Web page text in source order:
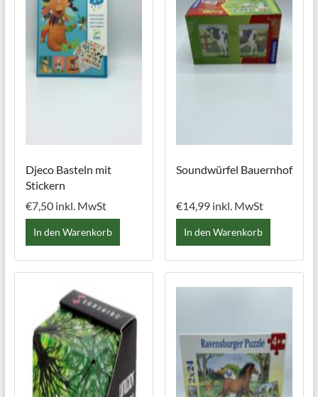
Djeco Basteln mit
Stickern
€7,50 inkl. MwSt
In den Warenkorb
Soundwürfel Bauernhof
€14,99 inkl. MwSt
In den Warenkorb